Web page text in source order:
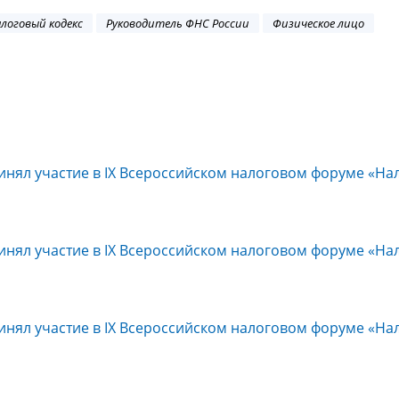
кодекс Руководитель ФНС России Физическое лицо
участие в IX Всероссийском налоговом форуме
участие в IX Всероссийском налоговом форуме
участие в IX Всероссийском налоговом форуме